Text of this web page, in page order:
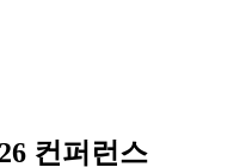
컨퍼런스